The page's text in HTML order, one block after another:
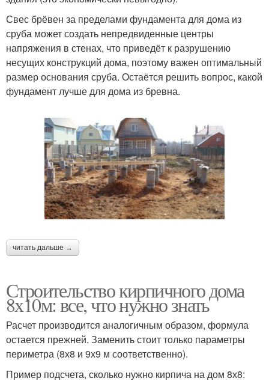
Свес брёвен за пределами фундамента для дома из
сруба может создать непредвиденные центры
напряжения в стенах, что приведёт к разрушению
несущих конструкций дома, поэтому важен оптимальный
размер основания сруба. Остаётся решить вопрос, какой
фундамент лучше для дома из бревна.
читать дальше →
Строительство кирпичного дома
8х10м: все, что нужно знать
Расчет производится аналогичным образом, формула
остается прежней. Заменить стоит только параметры
периметра (8х8 и 9х9 м соответственно).
Пример подсчета, сколько нужно кирпича на дом 8х8: